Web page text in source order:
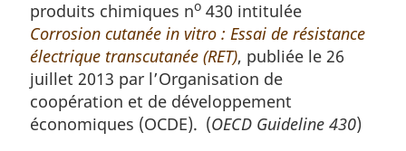
produits chimiques no 430 intitulée
Corrosion cutanée in vitro : Essai de résistance
électrique transcutanée (RET), publiée le 26
juillet 2013 par l’Organisation de
coopération et de développement
économiques (OCDE). (OECD Guideline 430)